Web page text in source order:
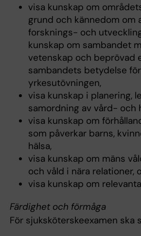
visa kunskap om
grund och kännedom om
forsknings- och
kunskap om sambandet
vetenskap och beprövad
sambandets betydelse för
yrkesutövningen,
visa kunskap i planering,
samordning av vård- och
visa kunskap om
som påverkar barns,
hälsa,
visa kunskap om mäns
och våld i nära relationer,
visa kunskap om
Färdighet och förmåga
För sjuksköterskeexamen ska